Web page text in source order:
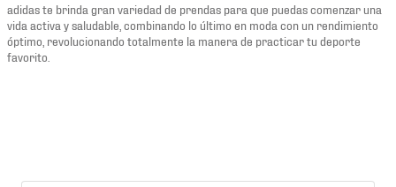
adidas te brinda gran variedad de prendas para que puedas comenzar una
vida activa y saludable, combinando lo último en moda con un rendimiento
óptimo, revolucionando totalmente la manera de practicar tu deporte
favorito.